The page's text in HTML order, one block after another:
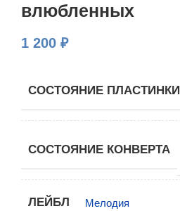
влюбленных
1 200 ₽
СОСТОЯНИЕ ПЛАСТИНКИ
СОСТОЯНИЕ КОНВЕРТА
ЛЕЙБЛ Мелодия